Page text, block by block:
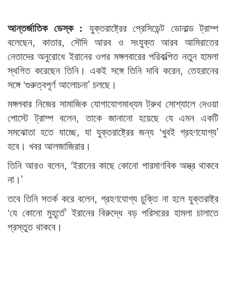
আন্তর্জাতিক ডেস্ক : যুক্তরাষ্ট্রের প্রেসিডেন্ট ডোনাল্ড ট্রাম্প
বলেছেন, কাতার, সৌদি আরব ও সংযুক্ত আরব আমিরাতের
নেতাদের অনুরোধে ইরানের ওপর মঙ্গলবারের পরিকল্পিত নতুন হামলা
স্থগিত করেছেন তিনি। একই সঙ্গে তিনি দাবি করেন, তেহরানের
সঙ্গে ‘গুরুত্বপূর্ণ আলোচনা’ চলছে।
মঙ্গলবার নিজের সামাজিক যোগাযোগমাধ্যম ট্রুথ সোশ্যালে দেওয়া
পোস্টে ট্রাম্প বলেন, তাকে জানানো হয়েছে যে এমন একটি
সমঝোতা হতে যাচ্ছে, যা যুক্তরাষ্ট্রের জন্য ‘খুবই গ্রহণযোগ্য’
হবে। খবর আলজাজিরার।
তিনি আরও বলেন, ‘ইরানের কাছে কোনো পারমাণবিক অস্ত্র থাকবে
না।’
তবে তিনি সতর্ক করে বলেন, গ্রহণযোগ্য চুক্তি না হলে যুক্তরাষ্ট্র
‘যে কোনো মুহূর্তে’ ইরানের বিরুদ্ধে বড় পরিসরের হামলা চালাতে
প্রস্তুত থাকবে।